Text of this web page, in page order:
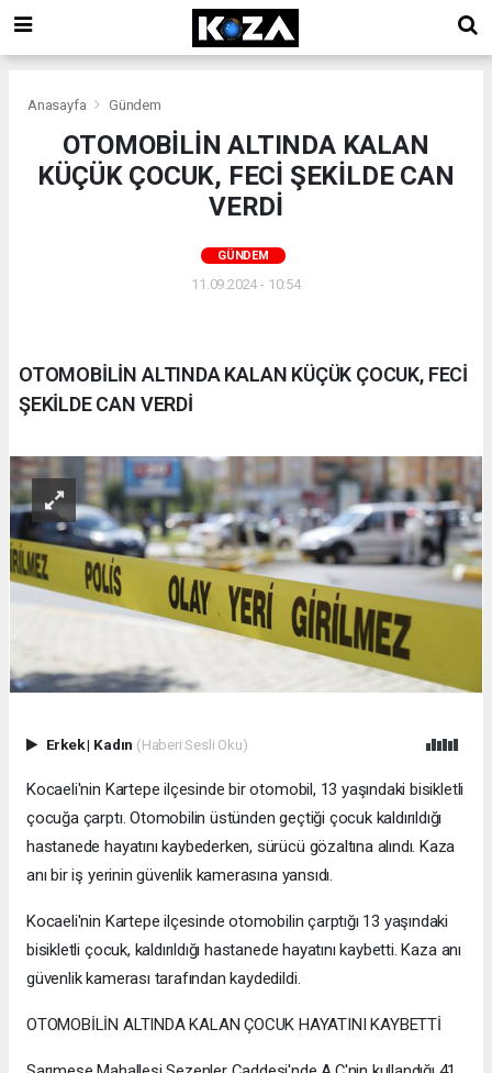
Anasayfa Gündem
OTOMOBİLİN ALTINDA KALAN
KÜÇÜK ÇOCUK, FECİ ŞEKİLDE CAN
VERDİ
GÜNDEM
11.09.2024 - 10:54
OTOMOBİLİN ALTINDA KALAN KÜÇÜK ÇOCUK, FECİ
ŞEKİLDE CAN VERDİ
Erkek| Kadın (Haberi Sesli Oku)
Kocaeli'nin Kartepe ilçesinde bir otomobil, 13 yaşındaki bisikletli
çocuğa çarptı. Otomobilin üstünden geçtiği çocuk kaldırıldığı
hastanede hayatını kaybederken, sürücü gözaltına alındı. Kaza
anı bir iş yerinin güvenlik kamerasına yansıdı.
Kocaeli'nin Kartepe ilçesinde otomobilin çarptığı 13 yaşındaki
bisikletli çocuk, kaldırıldığı hastanede hayatını kaybetti. Kaza anı
güvenlik kamerası tarafından kaydedildi.
OTOMOBİLİN ALTINDA KALAN ÇOCUK HAYATINI KAYBETTİ